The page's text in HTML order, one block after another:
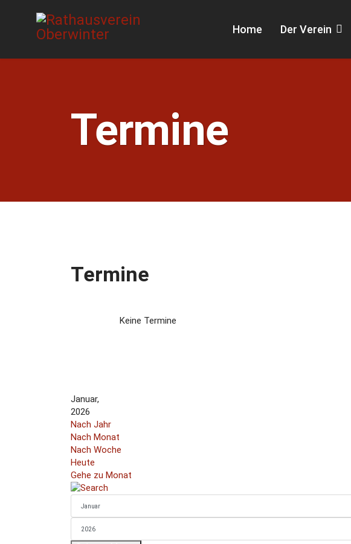
Home Der Verein
Termine
Termine
Keine Termine
Januar,
2026
Nach Jahr
Nach Monat
Nach Woche
Heute
Gehe zu Monat